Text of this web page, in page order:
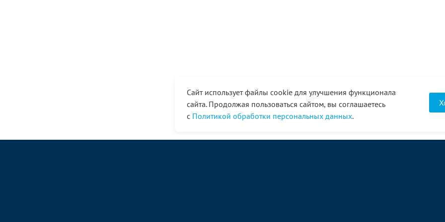
Сайт использует файлы cookie для улучшения функционала
сайта. Продолжая пользоваться сайтом, вы соглашаетесь
с Политикой обработки персональных данных.